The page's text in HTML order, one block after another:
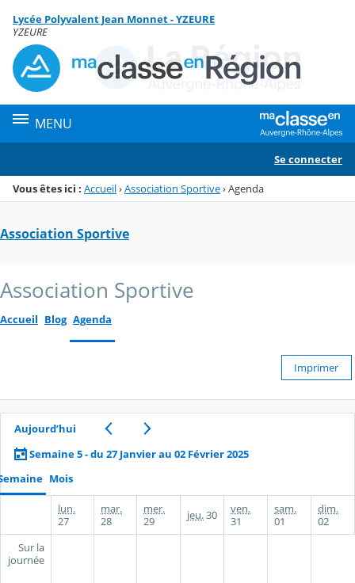
Menu de la rubrique
Contenu
Lycée Polyvalent Jean Monnet - YZEURE
YZEURE
MENU
Se connecter
Vous êtes ici : Accueil›Association Sportive›Agenda
Association Sportive
Association Sportive
Accueil Blog Agenda
Imprimer
Aujourd’hui
Semaine 5 - du 27 Janvier au 02 Février 2025
Mois
lun.
27
mar.
28
mer.
29
jeu.30
ven.
31
sam.
01
dim.
02
Sur la
journée